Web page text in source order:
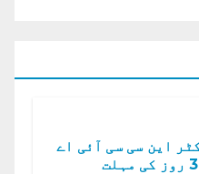
این سی سی آئی اے